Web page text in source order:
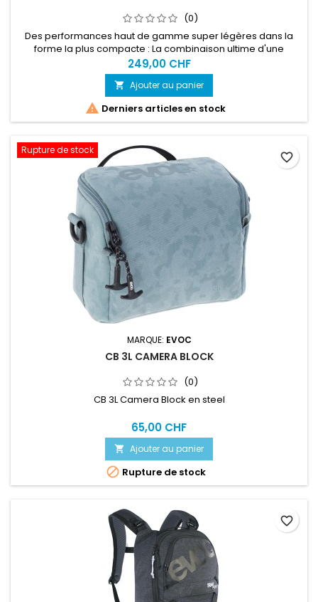
(0)
Des performances haut de gamme super légères dans la
forme la plus compacte : La combinaison ultime d'une
protection maximale (niveau 2) et d'un soutien dorsal
optimal en fait le sac à dos protecteur parfait pour les
courses ou les randonnées ambitieuses.
249,00 CHF
 Ajouter au panier
 Derniers articles en stock
Rupture de stock
MARQUE: EVOC
CB 3L CAMERA BLOCK
(0)
CB 3L Camera Block en steel
65,00 CHF
 Ajouter au panier
 Rupture de stock
favorite_border
favorite_border